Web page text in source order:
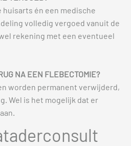
huisarts én een medische
volledig vergoed vanuit de
rekening met een eventueel
NA EEN FLEBECTOMIE?
worden permanent verwijderd,
Wel is het mogelijk dat er